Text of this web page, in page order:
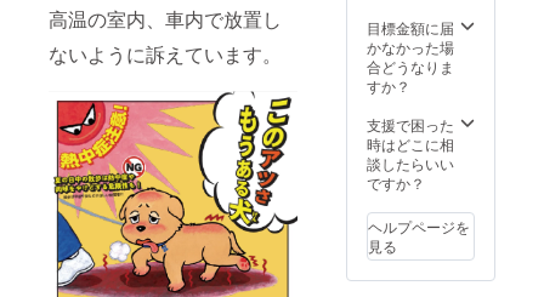
高温の室内、車内で放置し
ないように訴えています。
目標金額に届
かなかった場
合どうなりま
すか？
支援で困った
時はどこに相
談したらいい
ですか？
ヘルプページを
見る